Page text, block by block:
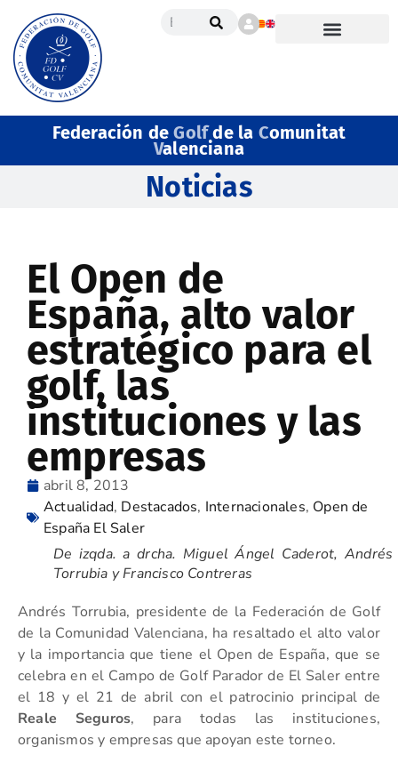
Federación deGolfde la Comunitat
Valenciana
Noticias
El Open de
España, alto valor
estratégico para el
golf, las
instituciones y las
empresas
abril 8, 2013
Actualidad, Destacados, Internacionales, Open de
España El Saler
De izqda. a drcha. Miguel Ángel Caderot, Andrés
Torrubia y Francisco Contreras
Andrés Torrubia, presidente de la Federación de Golf
de la Comunidad Valenciana, ha resaltado el alto valor
y la importancia que tiene el Open de España, que se
celebra en el Campo de Golf Parador de El Saler entre
el 18 y el 21 de abril con el patrocinio principal de
Reale Seguros, para todas las instituciones,
organismos y empresas que apoyan este torneo.